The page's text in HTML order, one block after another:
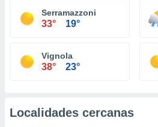
Serramazzoni
33° 19°
Vignola
38° 23°
Localidades cercanas